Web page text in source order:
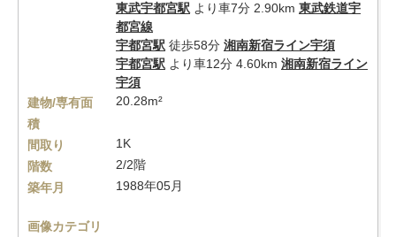
東武宇都宮駅 より車7分 2.90km 東武鉄道宇
都宮線
宇都宮駅 徒歩58分 湘南新宿ライン宇須
宇都宮駅 より車12分 4.60km 湘南新宿ライン
宇須
建物/専有面
積
20.28m²
間取り
1K
階数
2/2階
築年月
1988年05月
画像カテゴリ